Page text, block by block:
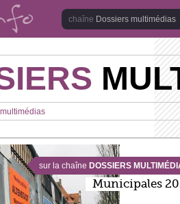
Dossiers multimédias
sur la chaîne DOSSIERS
Municipales